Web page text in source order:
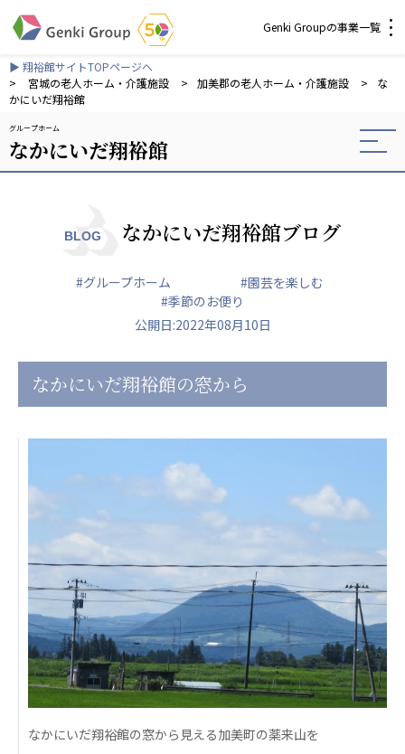
Genki Groupの事業一覧
介護・福祉
社会福祉法人 元気村グループ
社会福祉法人元気村
社会福祉法人長寿の森
株式会社 サンガジャパン
株式会社Genkiリレーションズ
一般社団法人 日本高齢者福祉協会
爽やかな風 中部エリア
社会福祉法人 共生会
特別養護老人ホーム 共生の家
株式会社 アジアメデカ元気事業団
アジアメデカ元気事業団
株式会社 爽やかな風九州
爽やかな風九州
株式会社 七星
七星
社会福祉法人 福ふく
株式会社 せきれい
▶ 翔裕館サイトTOPページへ
>
宮城の老人ホーム・介護施設 > 加美郡の老人ホーム・介護施設 >
な
かにいだ翔裕館
グループホーム
なかにいだ翔裕館
BLOG なかにいだ翔裕館ブログ
#グループホーム
#園芸を楽しむ
#季節のお便り
公開日:2022年08月10日
なかにいだ翔裕館の窓から
なかにいだ翔裕館の窓から見える加美町の薬来山を